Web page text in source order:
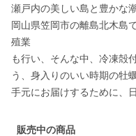
瀬戸内の美しい島と豊かな
岡山県笠岡市の離島北木島
殖業
も行い、そんな中、冷凍殻
う、身入りのいい時期の牡
販売中の商品